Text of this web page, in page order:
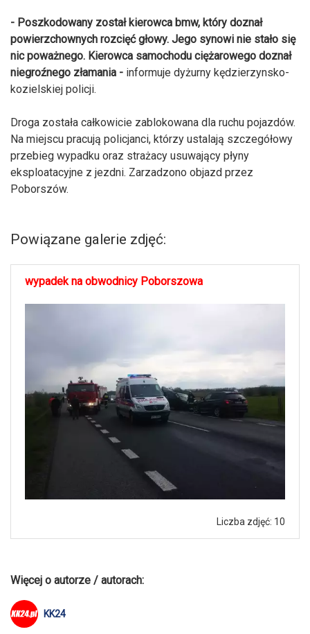
- Poszkodowany został kierowca bmw, który doznał
powierzchownych rozcięć głowy. Jego synowi nie stało się
nic poważnego. Kierowca samochodu ciężarowego doznał
niegroźnego złamania - informuje dyżurny kędzierzynsko-
kozielskiej policji.
Droga została całkowicie zablokowana dla ruchu pojazdów.
Na miejscu pracują policjanci, którzy ustalają szczegółowy
przebieg wypadku oraz strażacy usuwający płyny
eksploatacyjne z jezdni. Zarzadzono objazd przez
Poborszów.
Powiązane galerie zdjęć:
wypadek na obwodnicy Poborszowa
Liczba zdjęć: 10
Więcej o autorze / autorach:
KK24